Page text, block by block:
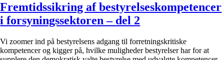
Fremtidssikring af bestyrelseskompetencer
i forsyningssektoren – del 2
Vi zoomer ind på bestyrelsens adgang til forretningskritiske
kompetencer og kigger på, hvilke muligheder bestyrelser har for at